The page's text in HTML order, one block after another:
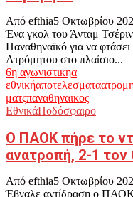
Από efthia5 Οκτωβρίου
Ένα γκολ του Άνταμ
Παναθηναϊκό για να
Ατρόμητου στο πλαίσιο...
6η αγωνιστικηα
εθνικήαποτελεσματα
ματςπαναθηναικος
ΕθνικάΠοδόσφαιρο
Ο ΠΑΟΚ πήρε το
ανατροπή, 2-1 τον
Από efthia5 Οκτωβρίου
Έβγαλε αντίδραση ο ΠΑΟΚ